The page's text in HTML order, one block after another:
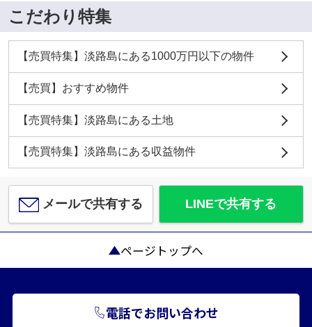
こだわり特集
【売買特集】淡路島にある1000万円以下の物件
【売買】おすすめ物件
【売買特集】淡路島にある土地
【売買特集】淡路島にある収益物件
メールで共有する LINEで共有する
ページトップへ
電話でお問い合わせ